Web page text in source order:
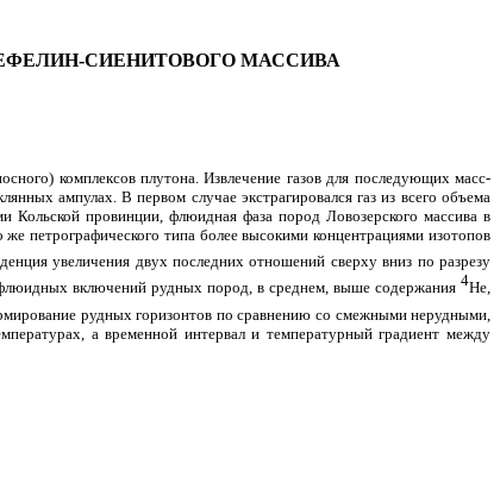
СИЕНИТОВОГО МАССИВА
комплексов плутона. Извлечение газов для последующих масс-
ампулах. В первом случае экстрагировался газ из всего объема
провинции, флюидная фаза пород Ловозерского массива в
петрографического типа более высокими концентрациями изотопов
увеличения двух последних отношений сверху вниз по разрезу
включений рудных пород, в среднем, выше содержания 4He,
рудных горизонтов по сравнению со смежными нерудными,
а временной интервал и температурный градиент между